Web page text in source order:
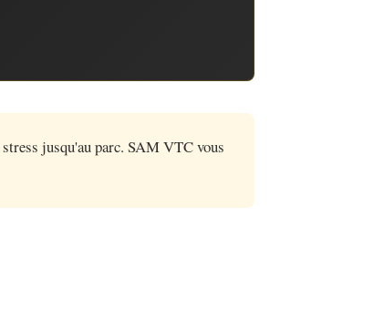
jusqu'au parc. SAM VTC vous